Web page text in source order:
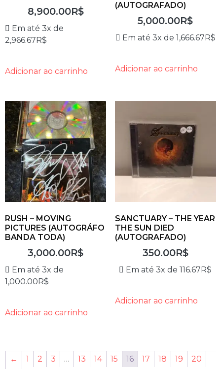
8,900.00R$
Em até 3x de
2,966.67R$
Adicionar ao carrinho
(AUTOGRAFADO)
5,000.00R$
Em até 3x de 1,666.67R$
Adicionar ao carrinho
RUSH – MOVING
PICTURES (AUTOGRÁFO
BANDA TODA)
3,000.00R$
Em até 3x de
1,000.00R$
Adicionar ao carrinho
SANCTUARY – THE YEAR
THE SUN DIED
(AUTOGRAFADO)
350.00R$
Em até 3x de116.67R$
Adicionar ao carrinho
← 1 2 3 … 13 14 15 16 17 18 19
20